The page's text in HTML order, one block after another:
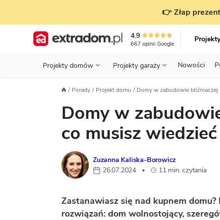
👉 Złap
4.9
667 opinii Google
Projekty domów Projekty garaży Nowości
Projekty domów Projekty garaży
Parterowe Piętrowe do 70 m²
KONDYGNACJE
POWIERZCHNIA
KONSTRUKCJA
ZABUDOWA
STANOWISKA
PRZED BUDOWĄ - ETAP 1
Działka
WYBIERAM PROJEKT - ETAP 2
BUDUJĘ DOM - ETAP 3
PRZEPISY I FORMALNOŚCI
OZE
Porady Projekt domu Domy w zabudowie bliźniaczej
Domy w
co musisz
Zuzanna Kaliska-Borowicz
26.07.2024
• 11 min. czytania
Zastanawiasz się nad kupnem
rozwiązań: dom wolnostojący,